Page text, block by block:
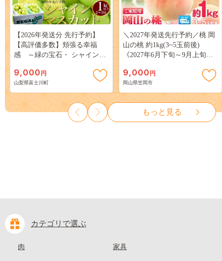
【2026年発送分 先行予約】
【高評価多数】頬張る幸福
感 ～緑の宝石・ シャインマ
３房） フルーツ 山梨県産 果
物 くだもの シャイン マスカ
ット ぶどう ブドウ 葡萄 大粒
種なし 先行予約 富士川町
10000円 一万円 9000円 九千円
9,000 円
山梨県富士川町
＼2027年発送先行予約／桃 岡
山の桃 約1kg(3~5玉前後)
《2027年6月下旬～9月上旬頃
岡山 はくとう スイーツ フル
ーツ 果物 デザート 旬 モモ も
も 先行予約 送料無料 果物 岡
山県 笠岡市 清水白桃 白鳳 白
麗 クール便---
kasaoka_zsy_419_100---
9,000 円
岡山県笠岡市
もっと見る
カテゴリで選ぶ
肉 家具